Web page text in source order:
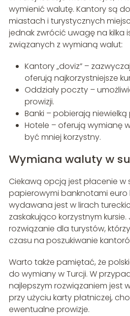
wymienić walutę. Kantory są
miastach i turystycznych
jednak zwrócić uwagę na kilka
związanych z wymianą walut:
Kantory „doviz” –
oferują najkorzystniejsze
Oddziały poczty –
prowizji.
Banki – pobierają
Hotele – oferują wymianę
być mniej korzystny.
Wymiana waluty w
Ciekawą opcją jest płacenie
papierowymi banknotami euro
wydawana jest w lirach
zaskakująco korzystnym
rozwiązanie dla turystów,
czasu na poszukiwanie
Warto także pamiętać, że
do wymiany w Turcji. W
najlepszym rozwiązaniem jest
przy użyciu karty płatniczej,
ewentualne prowizje.